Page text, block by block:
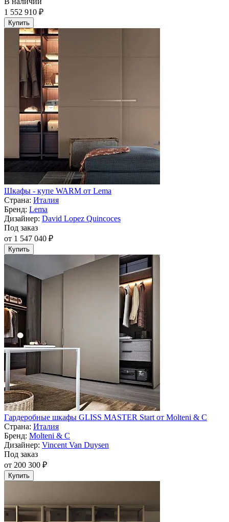
1 552 910 ₽
Купить
Шкафы - купе WARM от Lema
Страна: Италия
Бренд: Lema
Дизайнер: David Lopez Quincoces
Под заказ
от 1 547 040 ₽
Купить
Гардеробные шкафы GLISS MASTER Start от Molteni & C
Страна: Италия
Бренд: Molteni & C
Дизайнер: Vincent Van Duysen
Под заказ
от 200 300 ₽
Купить